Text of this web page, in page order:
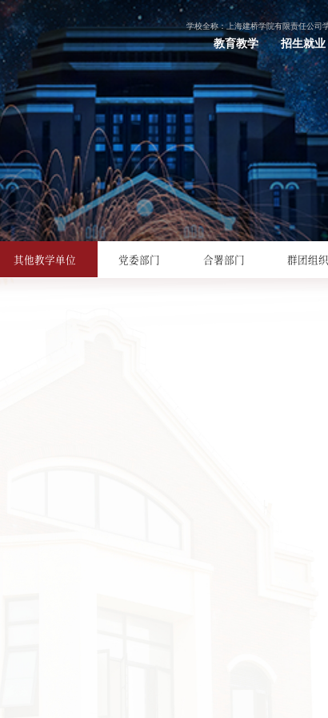
学校全称：上海建桥学院有限责任公司
教育教学 招生就业
其他教学单位 党委部门 合署部门 群团组织